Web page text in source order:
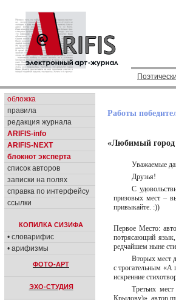
обложка
правила
редакция журнала
ARIFIS-info
ARIFIS-NEXT
блокнот эксперта
список авторов
записки на полях
справка по интерфейсу
ссылки
КОПИЛКА СИЗИФА
• словарифис
• арифизмы
ФОТО-АРТ
ЭХО-СТУДИЯ
Работы
«Любимый город
Уважаемые
Друзья!
С
призовых мест –
привыкайте. :))
Первое Место:
потрясающий язык,
редчайшем ныне
Вторых мест
с трогательным «А
искренние
Третьих
Крылову)», автор